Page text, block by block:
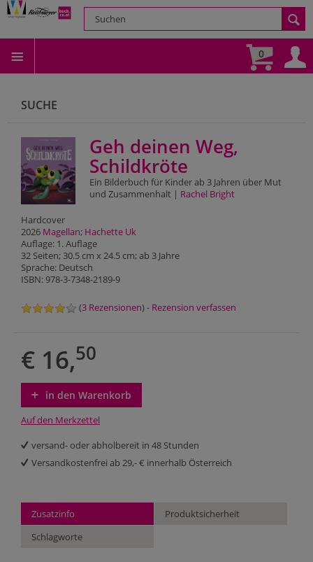
0
SUCHE
Geh deinen Weg,
Schildkröte
Ein Bilderbuch für Kinder ab 3 Jahren über Mut
und Zusammenhalt | Rachel Bright
Hardcover
2026 Magellan; Hachette Uk
Auflage: 1. Auflage
32 Seiten; 30.5 cm x 24.5 cm; ab 3 Jahre
Sprache: Deutsch
ISBN: 978-3-7348-2189-9
(3 Rezensionen) - Rezension verfassen
€ 16,50
in den Warenkorb
Auf den Merkzettel
versand- oder abholbereit in 48 Stunden
Versandkostenfrei ab 29,- € innerhalb Österreich
Zusatzinfo
Produktsicherheit
Schlagworte